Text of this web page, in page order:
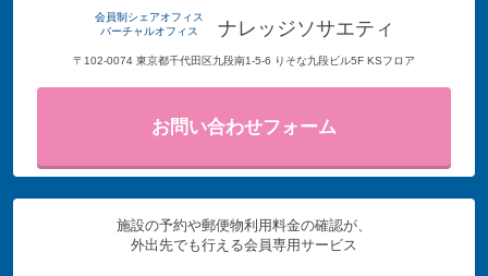
会員制シェアオフィス
バーチャルオフィス
ナレッジソサエティ
〒102-0074 東京都千代田区九段南1-5-6 りそな九段ビル5F KSフロア
お問い合わせフォーム
施設の予約や郵便物利用料金の確認が、
外出先でも行える会員専用サービス